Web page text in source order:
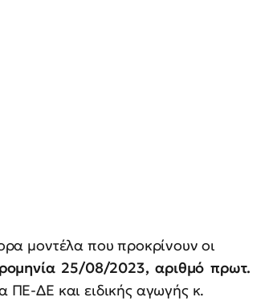
μοντέλα που προκρίνουν οι
25/08/2023, αριθμό πρωτ.
ΠΕ-ΔΕ και ειδικής αγωγής κ.